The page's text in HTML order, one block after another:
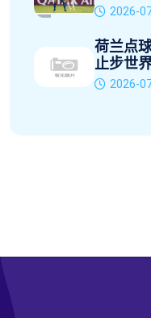
2026-
荷兰点
止步世
2026-